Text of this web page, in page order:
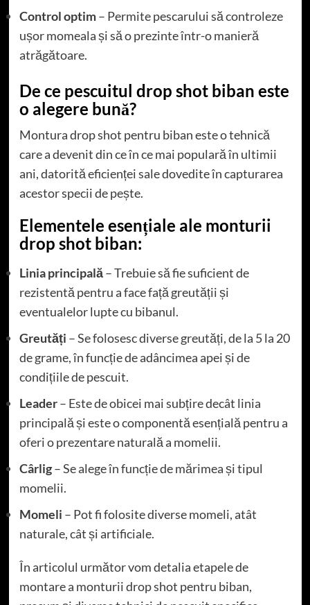
Control optim– Permite pescarului să controleze
ușor momeala și să o prezinte într-o manieră
atrăgătoare.
De ce pescuitul drop shot biban este
o alegere bună?
Montura drop shot pentru biban este o tehnică
care a devenit din ce în ce mai populară în ultimii
ani, datorită eficienței sale dovedite în capturarea
acestor specii de pește.
Elementele esențiale ale monturii
drop shot biban:
Linia principală– Trebuie să fie suficient de
rezistentă pentru a face față greutății și
eventualelor lupte cu bibanul.
Greutăți – Se folosesc diverse greutăți, de la 5 la 20
de grame, în funcție de adâncimea apei și de
condițiile de pescuit.
Leader– Este de obicei mai subțire decât linia
principală și este o componentă esențială pentru a
oferi o prezentare naturală a momelii.
Cârlig– Se alege în funcție de mărimea și tipul
momelii.
Momeli – Pot fi folosite diverse momeli, atât
naturale, cât și artificiale.
În articolul următor vom detalia etapele de
montare a monturii drop shot pentru biban,